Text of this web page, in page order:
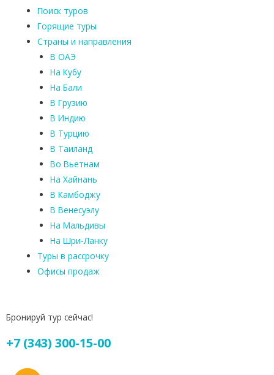
Поиск туров
Горящие туры
Страны и направления
В ОАЭ
На Кубу
На Бали
В Грузию
В Индию
В Турцию
В Таиланд
Во Вьетнам
На Хайнань
В Камбоджу
В Венесуэлу
На Мальдивы
На Шри-Ланку
Туры в рассрочку
Офисы продаж
Бронируй тур сейчас!
+7 (343) 300-15-00